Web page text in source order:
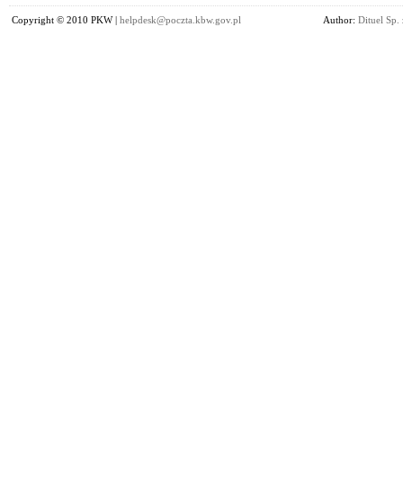
Copyright © 2010 PKW | helpdesk@poczta.kbw.gov.pl Author: Dituel Sp.